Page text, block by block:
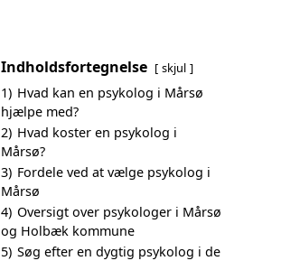
Indholdsfortegnelse skjul
1) Hvad kan en psykolog i Mårsø
hjælpe med?
2) Hvad koster en psykolog i
Mårsø?
3) Fordele ved at vælge psykolog i
Mårsø
4) Oversigt over psykologer i Mårsø
og Holbæk kommune
5) Søg efter en dygtig psykolog i de